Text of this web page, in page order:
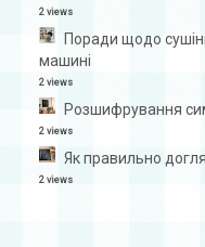
2 views
Поради щодо
машині
2 views
Розшифрування
2 views
Як правильно
2 views